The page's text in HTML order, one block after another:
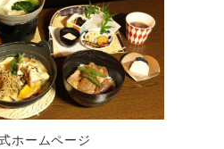
ホームページ